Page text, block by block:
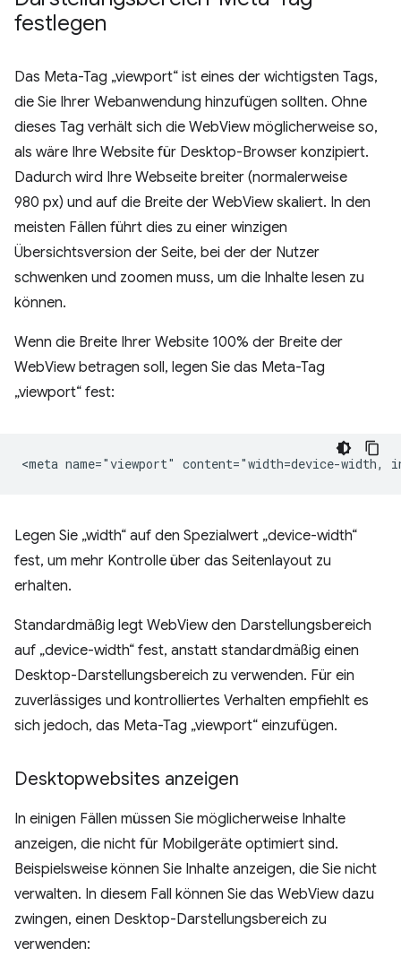
festlegen
Das Meta-Tag „viewport“ ist eines der wichtigsten Tags,
die Sie Ihrer Webanwendung hinzufügen sollten. Ohne
dieses Tag verhält sich die WebView möglicherweise so,
als wäre Ihre Website für Desktop-Browser konzipiert.
Dadurch wird Ihre Webseite breiter (normalerweise
980 px) und auf die Breite der WebView skaliert. In den
meisten Fällen führt dies zu einer winzigen
Übersichtsversion der Seite, bei der der Nutzer
schwenken und zoomen muss, um die Inhalte lesen zu
können.
Wenn die Breite Ihrer Website 100% der Breite der
WebView betragen soll, legen Sie das Meta-Tag
„viewport“ fest:
Legen Sie „width“ auf den Spezialwert „device-width“
fest, um mehr Kontrolle über das Seitenlayout zu
erhalten.
Standardmäßig legt WebView den Darstellungsbereich
auf „device-width“ fest, anstatt standardmäßig einen
Desktop-Darstellungsbereich zu verwenden. Für ein
zuverlässiges und kontrolliertes Verhalten empfiehlt es
sich jedoch, das Meta-Tag „viewport“ einzufügen.
Desktopwebsites anzeigen
In einigen Fällen müssen Sie möglicherweise Inhalte
anzeigen, die nicht für Mobilgeräte optimiert sind.
Beispielsweise können Sie Inhalte anzeigen, die Sie nicht
verwalten. In diesem Fall können Sie das WebView dazu
zwingen, einen Desktop-Darstellungsbereich zu
verwenden: